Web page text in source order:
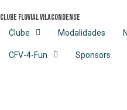
to
content
Clube Fluvial Vilacondense
Clube Modalidades
CFV-4-Fun Sponsors